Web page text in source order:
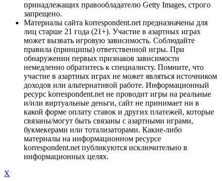
принадлежащих правообладателю Getty Images, строго
запрещено.
Материалы сайта korrespondent.net предназначены для
лиц старше 21 года (21+). Участие в азартных играх
может вызвать игровую зависимость. Соблюдайте
правила (принципы) ответственной игры. При
обнаружении первых признаков зависимости
немедленно обратитесь к специалисту. Помните, что
участие в азартных играх не может являться источником
доходов или альтернативой работе. Информационный
ресурс korrespondent.net не проводит игры на реальные
и/или виртуальные деньги, сайт не принимает ни в
какой форме оплату ставок и других платежей, которые
связаны/могут быть связаны с азартными играми,
букмекерами или тотализаторами. Какие-либо
материалы на информационном ресурсе
korrespondent.net публикуются исключительно в
информационных целях.
X